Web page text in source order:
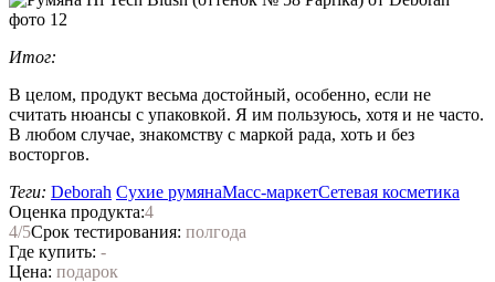
Итог:
В целом, продукт весьма достойный, особенно, если не
считать нюансы с упаковкой. Я им пользуюсь, хотя и не часто.
В любом случае, знакомству с маркой рада, хоть и без
восторгов.
Теги: Deborah Сухие румянаМасс-маркетСетевая косметика
Оценка продукта:4
4/5Срок тестирования: полгода
Где купить: -
Цена: подарок